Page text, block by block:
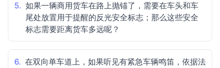
5. 如果一辆商用货车在路上抛锚了，需要在车头和车
尾处放置用于提醒的反光安全标志；那么这些安全
标志需要距离货车多远呢？
6. 在双向单车道上，如果听见有紧急车辆鸣笛，依据法